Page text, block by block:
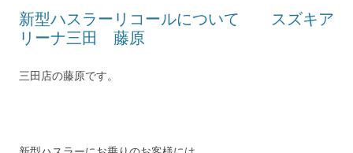
新型ハスラーリコールについて スズキア
リーナ三田 藤原
三田店の藤原です。